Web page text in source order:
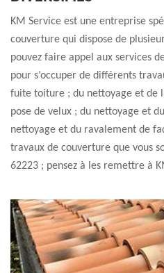
KM Service est une entreprise
couverture qui dispose de
pouvez faire appel aux services
pour s’occuper de différents
fuite toiture ; du nettoyage et de
pose de velux ; du nettoyage et
nettoyage et du ravalement de
travaux de couverture que vous
62223 ; pensez à les remettre à